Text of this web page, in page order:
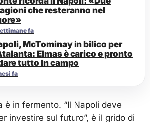
che resteranno nel
fa
McTominay in bilico per
Elmas è carico e pronto
tutto in campo
fa
è in fermento. “Il Napoli deve
investire sul futuro”, è il grido di